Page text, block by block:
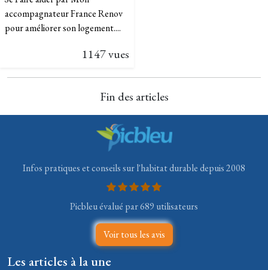
accompagnateur France Renov
pour améliorer son logement....
1147 vues
Fin des articles
Infos pratiques et conseils sur l'habitat durable depuis 2008
Picbleu évalué par 689 utilisateurs
Voir tous les avis
Les articles à la une